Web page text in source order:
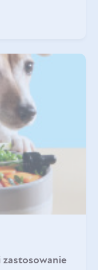
zastosowanie